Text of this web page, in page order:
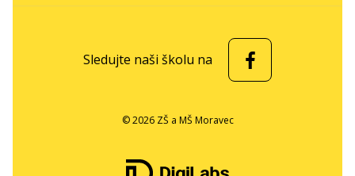
© 2026 ZŠ a MŠ Moravec
Sledujte naši školu na